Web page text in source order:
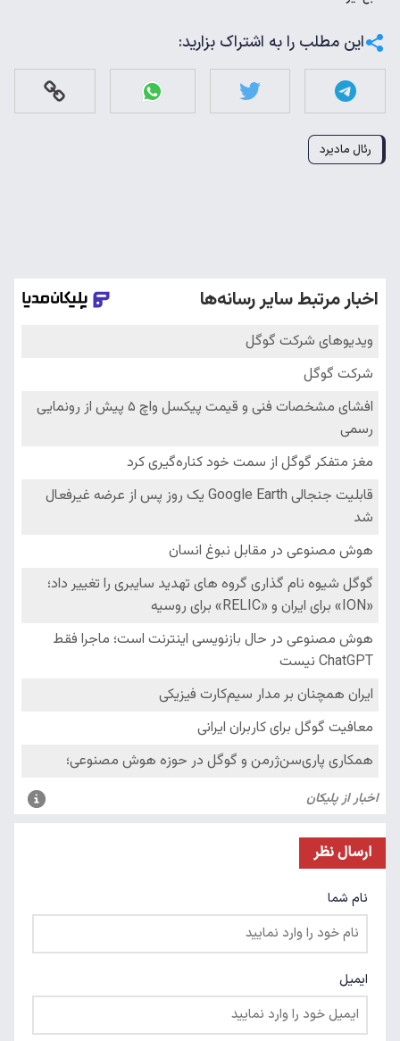
این مطلب را به اشتراک بزارید:
رئال مادیرد
ارسال نظر
نام شما
ایمیل